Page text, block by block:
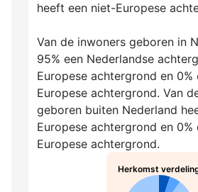
heeft een niet-Europese
Van de inwoners geboren in
95% een Nederlandse
Europese achtergrond en 0%
Europese achtergrond. Van
geboren buiten Nederland
Europese achtergrond en 0%
Europese achtergrond.
Herkomst